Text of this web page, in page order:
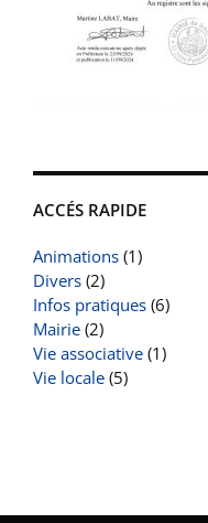
ACCÉS RAPIDE
Animations (1)
Divers (2)
Infos pratiques (6)
Mairie (2)
Vie associative (1)
Vie locale (5)